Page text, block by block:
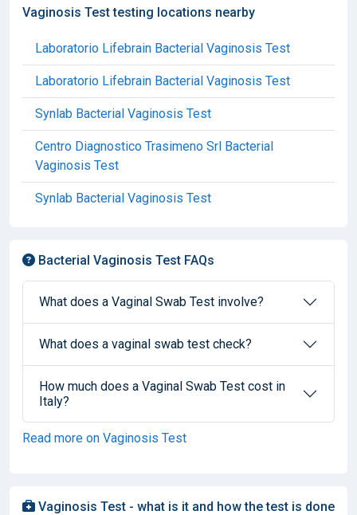
Vaginosis Test testing locations nearby
Laboratorio Lifebrain Bacterial Vaginosis Test
Laboratorio Lifebrain Bacterial Vaginosis Test
Synlab Bacterial Vaginosis Test
Centro Diagnostico Trasimeno Srl Bacterial
Vaginosis Test
Synlab Bacterial Vaginosis Test
Bacterial Vaginosis Test FAQs
What does a Vaginal Swab Test involve?
What does a vaginal swab test check?
How much does a Vaginal Swab Test cost in
Italy?
Read more on Vaginosis Test
Vaginosis Test - what is it and how the test is done